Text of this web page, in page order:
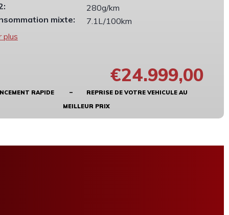
280g/km
mixte:
7.1L/100km
plus
€24.999,00
RAPIDE – REPRISE DE VOTRE VEHICULE AU
MEILLEUR PRIX